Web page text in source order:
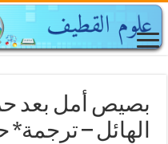
بصيص أمل بعد
الهائل –